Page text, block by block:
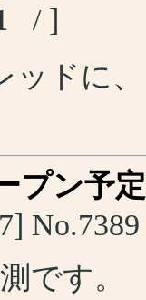
/ ]
ッドに
プン予
No.7389
です。